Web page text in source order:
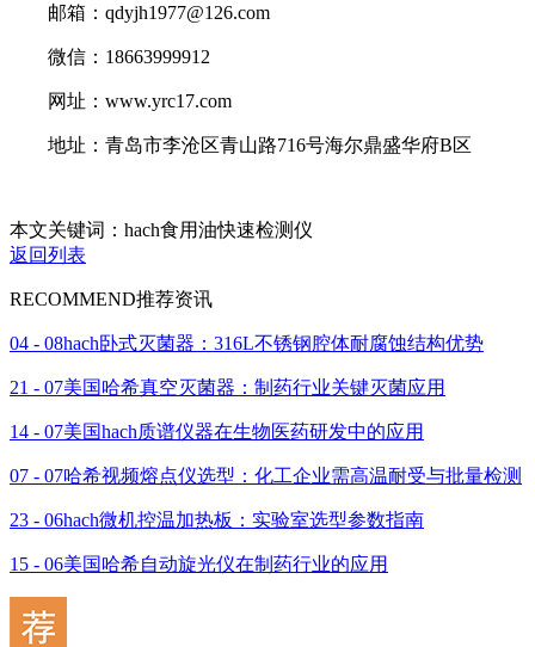
邮箱：qdyjh1977@126.com
微信：18663999912
网址：www.yrc17.com
地址：青岛市李沧区青山路716号海尔鼎盛华府B区
本文关键词：hach食用油快速检测仪
返回列表
RECOMMEND推荐资讯
04 - 08hach卧式灭菌器：316L不锈钢腔体耐腐蚀结构优势
21 - 07美国哈希真空灭菌器：制药行业关键灭菌应用
14 - 07美国hach质谱仪器在生物医药研发中的应用
07 - 07哈希视频熔点仪选型：化工企业需高温耐受与批量检测
23 - 06hach微机控温加热板：实验室选型参数指南
15 - 06美国哈希自动旋光仪在制药行业的应用